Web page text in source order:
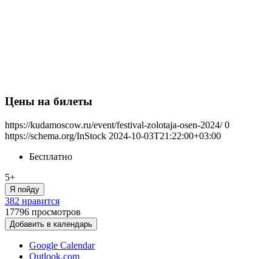
Цены на билеты
https://kudamoscow.ru/event/festival-zolotaja-osen-2024/ 0
https://schema.org/InStock 2024-10-03T21:22:00+03:00
Бесплатно
5+
Я пойду
382 нравится
17796 просмотров
Добавить в календарь
Google Calendar
Outlook.com